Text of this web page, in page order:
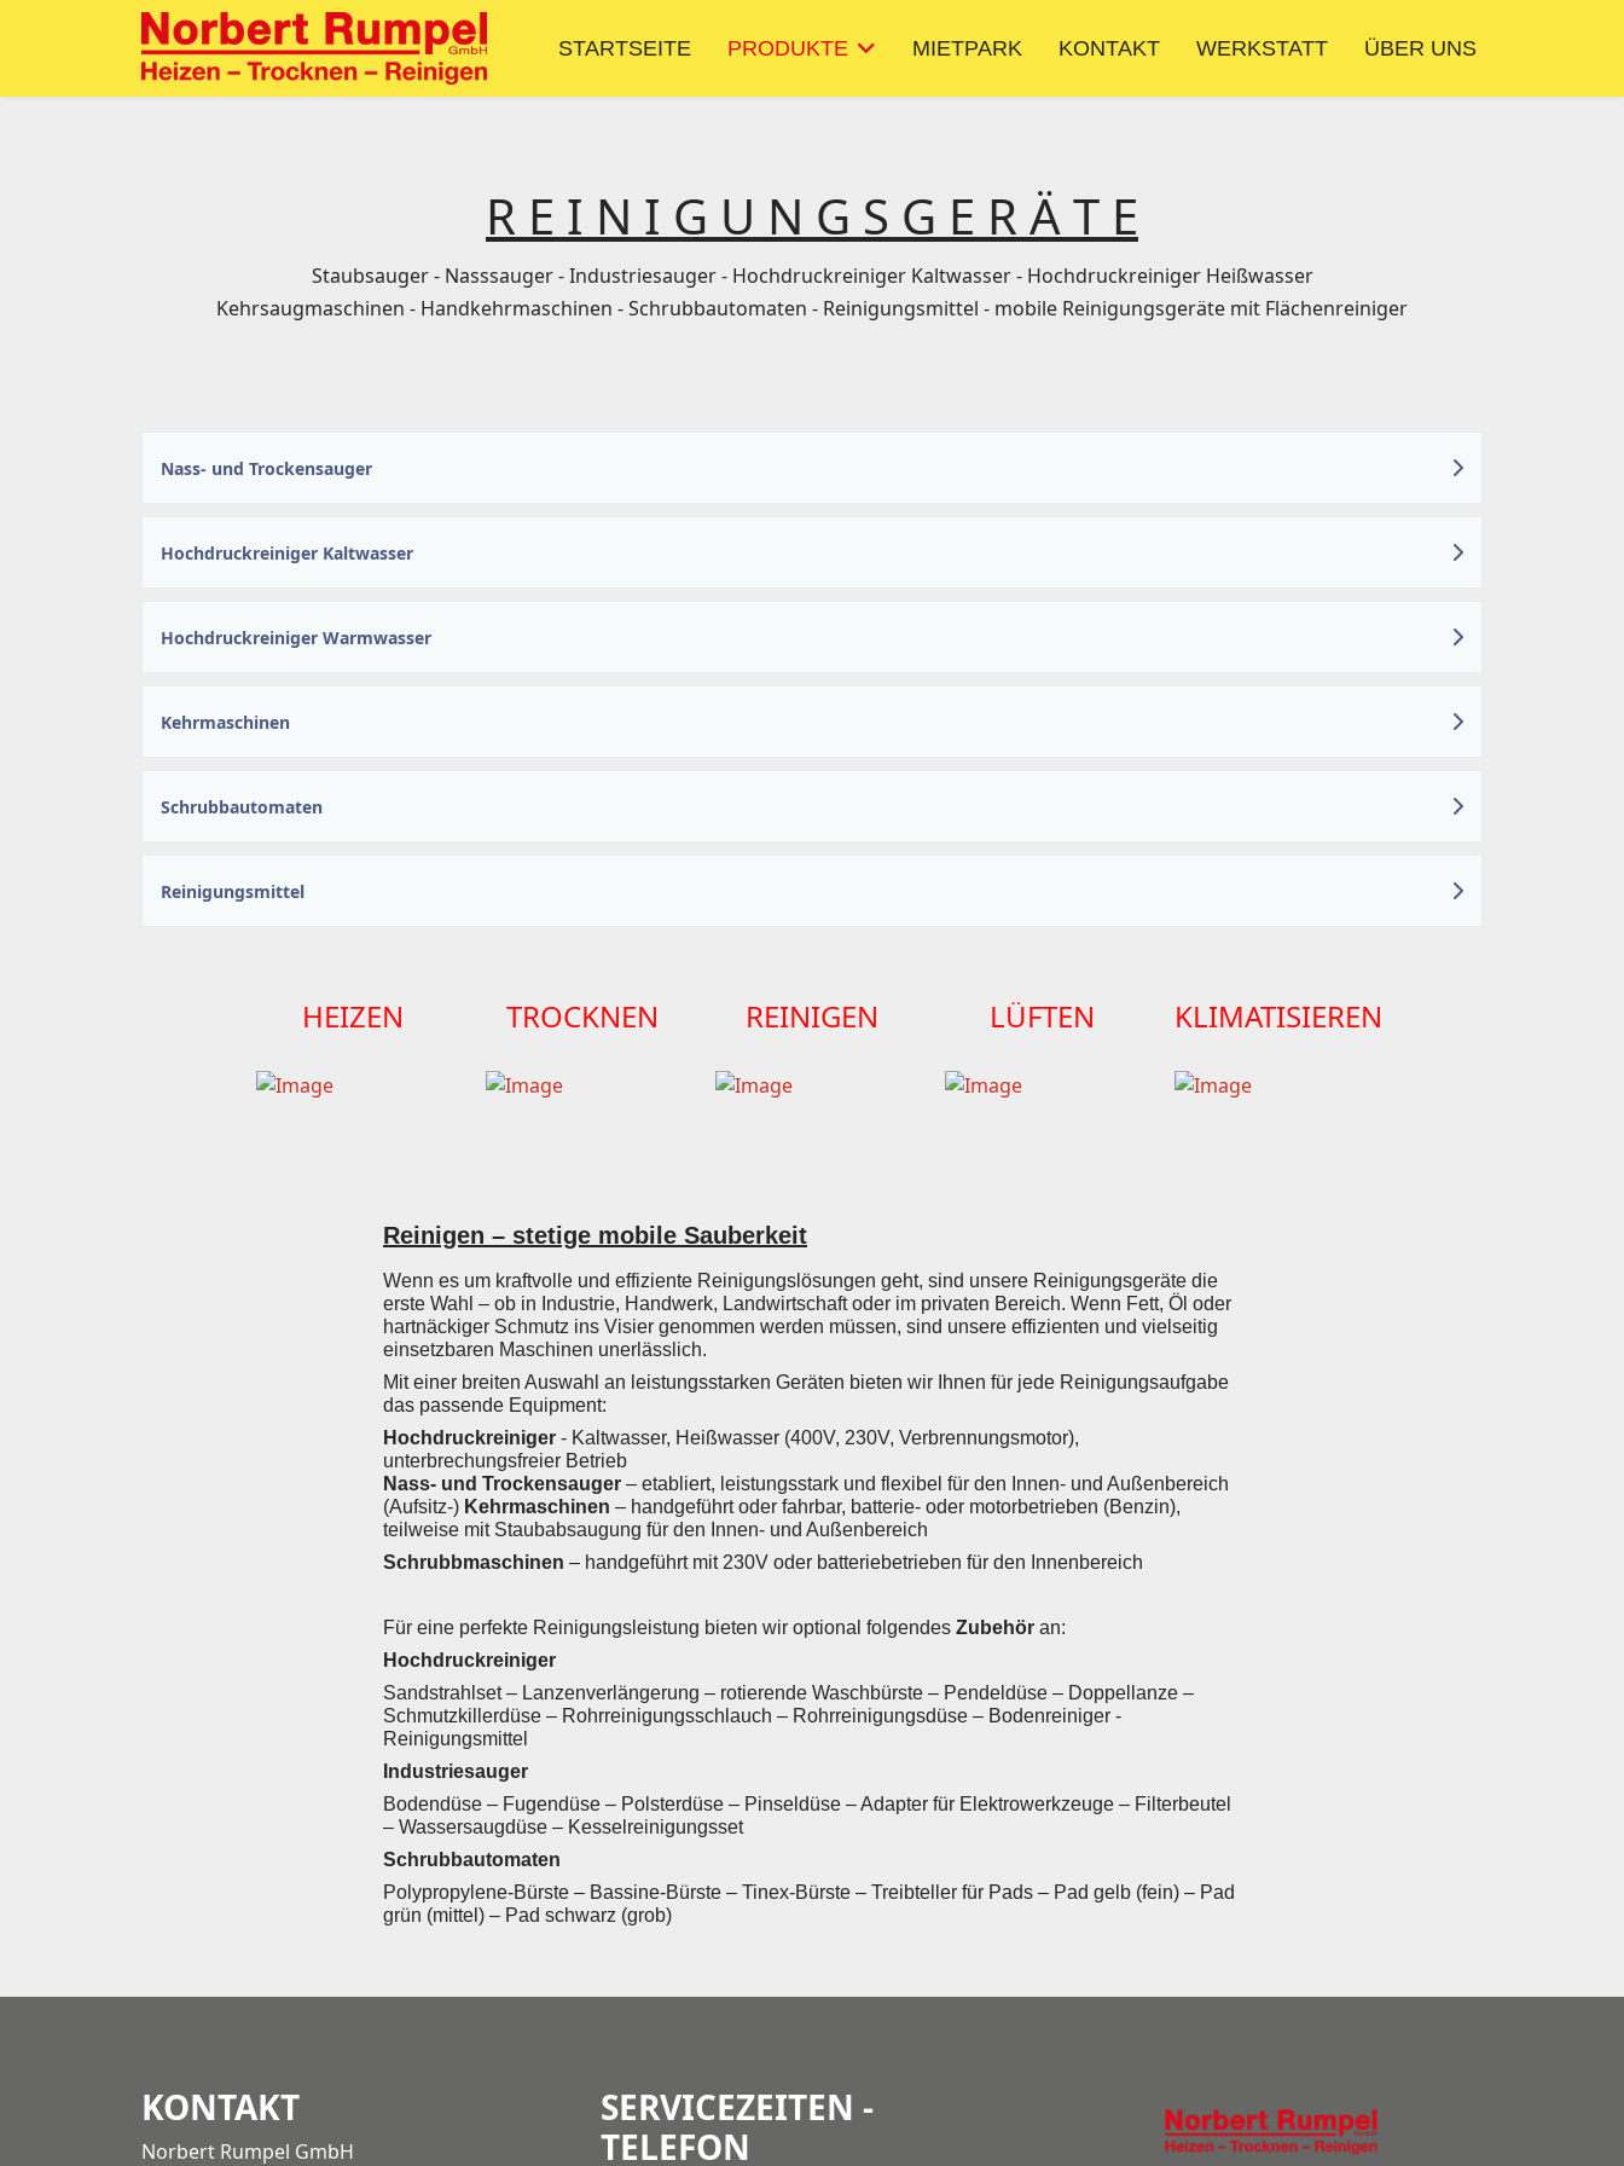
STARTSEITE PRODUKTE MIETPARK KONTAKT WERKSTATT ÜBER UNS
R E I N I G U N G S G E R Ä T E
Staubsauger - Nasssauger - Industriesauger - Hochdruckreiniger Kaltwasser - Hochdruckreiniger Heißwasser
Kehrsaugmaschinen - Handkehrmaschinen - Schrubbautomaten - Reinigungsmittel - mobile Reinigungsgeräte mit Flächenreiniger
Nass- und Trockensauger
Hochdruckreiniger Kaltwasser
Hochdruckreiniger Warmwasser
Kehrmaschinen
Schrubbautomaten
Reinigungsmittel
HEIZEN TROCKNEN REINIGEN LÜFTEN KLIMATISIEREN
Reinigen – stetige mobile Sauberkeit
Wenn es um kraftvolle und effiziente Reinigungslösungen geht, sind unsere Reinigungsgeräte die
erste Wahl – ob in Industrie, Handwerk, Landwirtschaft oder im privaten Bereich. Wenn Fett, Öl oder
hartnäckiger Schmutz ins Visier genommen werden müssen, sind unsere effizienten und vielseitig
einsetzbaren Maschinen unerlässlich.
Mit einer breiten Auswahl an leistungsstarken Geräten bieten wir Ihnen für jede Reinigungsaufgabe
das passende Equipment:
Hochdruckreiniger - Kaltwasser, Heißwasser (400V, 230V, Verbrennungsmotor),
unterbrechungsfreier Betrieb
Nass- und Trockensauger – etabliert, leistungsstark und flexibel für den Innen- und Außenbereich
(Aufsitz-) Kehrmaschinen – handgeführt oder fahrbar, batterie- oder motorbetrieben (Benzin),
teilweise mit Staubabsaugung für den Innen- und Außenbereich
Schrubbmaschinen – handgeführt mit 230V oder batteriebetrieben für den Innenbereich
Für eine perfekte Reinigungsleistung bieten wir optional folgendes Zubehör an:
Hochdruckreiniger
Sandstrahlset – Lanzenverlängerung – rotierende Waschbürste – Pendeldüse – Doppellanze –
Schmutzkillerdüse – Rohrreinigungsschlauch – Rohrreinigungsdüse – Bodenreiniger -
Reinigungsmittel
Industriesauger
Bodendüse – Fugendüse – Polsterdüse – Pinseldüse – Adapter für Elektrowerkzeuge – Filterbeutel
– Wassersaugdüse – Kesselreinigungsset
Schrubbautomaten
Polypropylene-Bürste – Bassine-Bürste – Tinex-Bürste – Treibteller für Pads – Pad gelb (fein) – Pad
grün (mittel) – Pad schwarz (grob)
KONTAKT
Norbert Rumpel GmbH
SERVICEZEITEN -
TELEFON